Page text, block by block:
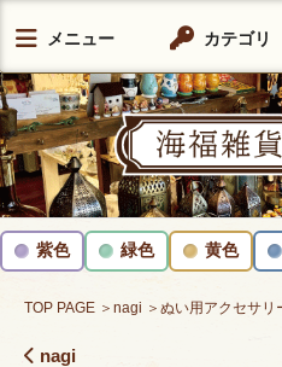
メニュー カテゴリ
紫色 緑色 黄色
TOP PAGE ＞nagi ＞ぬい用アクセサリ
nagi